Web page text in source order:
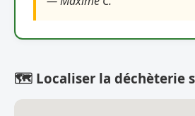
🗺️ Localiser la déchèterie